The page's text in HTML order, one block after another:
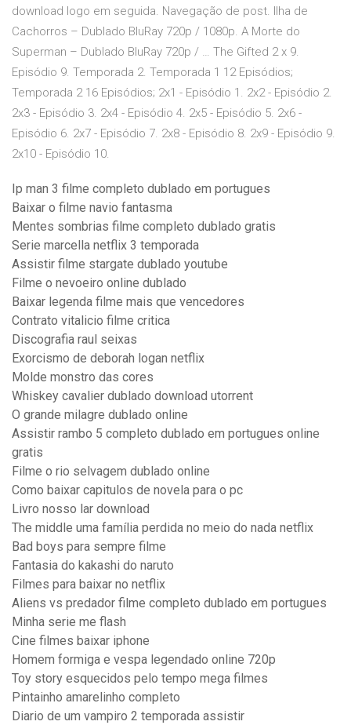
download logo em seguida. Navegação de post. Ilha de
Cachorros – Dublado BluRay 720p / 1080p. A Morte do
Superman – Dublado BluRay 720p / … The Gifted 2 x 9.
Episódio 9. Temporada 2. Temporada 1 12 Episódios;
Temporada 2 16 Episódios; 2x1 - Episódio 1. 2x2 - Episódio 2.
2x3 - Episódio 3. 2x4 - Episódio 4. 2x5 - Episódio 5. 2x6 -
Episódio 6. 2x7 - Episódio 7. 2x8 - Episódio 8. 2x9 - Episódio 9.
2x10 - Episódio 10.
Ip man 3 filme completo dublado em portugues
Baixar o filme navio fantasma
Mentes sombrias filme completo dublado gratis
Serie marcella netflix 3 temporada
Assistir filme stargate dublado youtube
Filme o nevoeiro online dublado
Baixar legenda filme mais que vencedores
Contrato vitalicio filme critica
Discografia raul seixas
Exorcismo de deborah logan netflix
Molde monstro das cores
Whiskey cavalier dublado download utorrent
O grande milagre dublado online
Assistir rambo 5 completo dublado em portugues online
gratis
Filme o rio selvagem dublado online
Como baixar capitulos de novela para o pc
Livro nosso lar download
The middle uma família perdida no meio do nada netflix
Bad boys para sempre filme
Fantasia do kakashi do naruto
Filmes para baixar no netflix
Aliens vs predador filme completo dublado em portugues
Minha serie me flash
Cine filmes baixar iphone
Homem formiga e vespa legendado online 720p
Toy story esquecidos pelo tempo mega filmes
Pintainho amarelinho completo
Diario de um vampiro 2 temporada assistir